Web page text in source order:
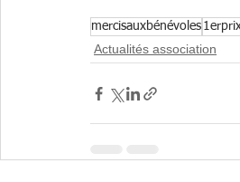
mercisauxbénévoles
Actualités association